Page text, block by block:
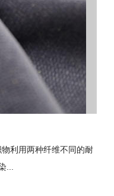
利用两种纤维不同的耐
...